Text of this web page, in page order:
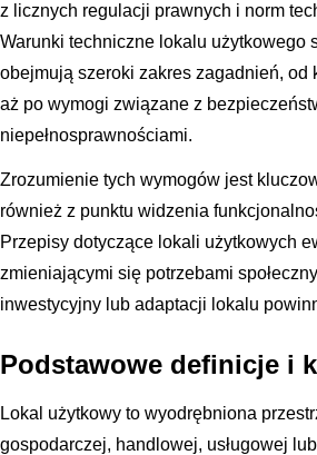
z licznych regulacji prawnych i norm
Warunki techniczne lokalu użytkowego
obejmują szeroki zakres zagadnień,
aż po wymogi związane z
niepełnosprawnościami.
Zrozumienie tych wymogów jest
również z punktu widzenia
Przepisy dotyczące lokali użytkowych
zmieniającymi się potrzebami
inwestycyjny lub adaptacji lokalu
Podstawowe definicje i
Lokal użytkowy to wyodrębniona
gospodarczej, handlowej, usługowej